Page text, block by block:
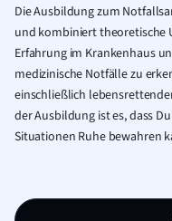
Die Ausbildung zum
und kombiniert theoretische
Erfahrung im Krankenhaus
medizinische Notfälle zu
einschließlich
der Ausbildung ist es, dass
Situationen Ruhe bewahren